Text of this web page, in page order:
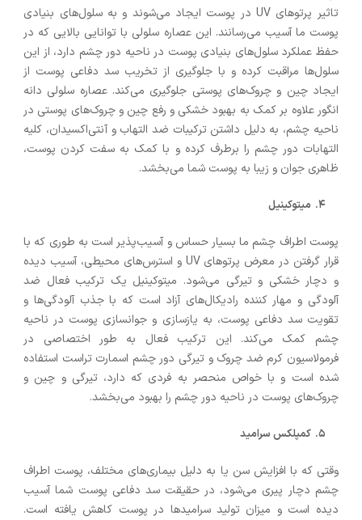
تاثیر پرتوهای UV در پوست ایجاد می‌شوند و به سلول‌های بنیادی
پوست ما آسیب می‌رسانند. این عصاره سلولی با توانایی بالایی که در
حفظ عملکرد سلول‌های بنیادی پوست در ناحیه دور چشم دارد، از این
سلول‌ها مراقبت کرده و با جلوگیری از تخریب سد دفاعی پوست از
ایجاد چین و چروک‌های پوستی جلوگیری می‌کند. عصاره سلولی دانه
انگور علاوه بر کمک به بهبود خشکی و رفع چین و چروک‌های پوستی در
ناحیه چشم، به دلیل داشتن ترکیبات ضد التهاب و آنتی‌اکسیدان، کلیه
التهابات دور چشم را برطرف کرده و با کمک به سفت کردن پوست،
ظاهری جوان و زیبا به پوست شما می‌بخشد.
میتوکینیل
پوست اطراف چشم ما بسیار حساس و آسیب‌پذیر است به طوری که با
قرار گرفتن در معرض پرتوهای UV و استرس‌های محیطی، آسیب دیده
و دچار خشکی و تیرگی می‌شود. میتوکینیل یک ترکیب فعال ضد
آلودگی و مهار کننده رادیکال‌های آزاد است که با جذب آلودگی‌ها و
تقویت سد دفاعی پوست، به یازسازی و جوانسازی پوست در ناحیه
چشم کمک می‌کند. این ترکیب فعال به طور اختصاصی در
فرمولاسیون کرم ضد چروک و تیرگی دور چشم اسمارت تراست استفاده
شده است و با خواص منحصر به فردی که دارد، تیرگی و چین و
چروک‌های پوست در ناحیه دور چشم را بهبود می‌بخشد.
کمپلکس سرامید
وقتی که با افزایش سن یا به دلیل بیماری‌های مختلف، پوست اطراف
چشم دچار پیری می‌شود، در حقیقت سد دفاعی پوست شما آسیب
دیده است و میزان تولید سرامیدها در پوست کاهش یافته است.